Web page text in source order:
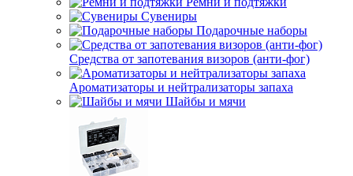
Сувениры
Подарочные наборы
Средства от запотевания визоров (анти-фог)
Ароматизаторы и нейтрализаторы запаха
Шайбы и мячи